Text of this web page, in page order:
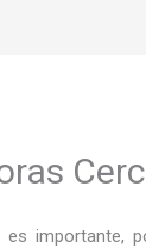
importante,